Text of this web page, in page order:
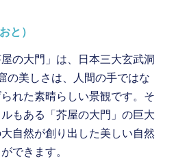
と）
の大門」は、日本三大玄武洞
の美しさは、人間の手ではな
れた素晴らしい景観です。そ
もある「芥屋の大門」の巨大
自然が創り出した美しい自然
できます。